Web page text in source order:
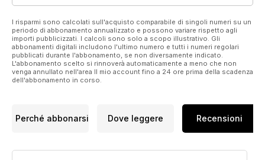
68 Formula SAE Italy 2022
Eventi
74 Time Attack Italia | 4ª Tappa - Monza
78 C. I. Autostoriche | Misano
80 Time Attack Sicilia | 4° Round
86 Cupra Born e-boost 170 kW
92 Alfa Romeo Tonale 160 CV
I risparmi sono calcolati sull'acquisto comparabile di singoli numeri su un
periodo di abbonamento annualizzato e possono variare rispetto agli
importi pubblicizzati. I calcoli sono solo a scopo illustrativo. Gli
abbonamenti digitali includono l'ultimo numero e tutti i numeri regolari
pubblicati durante l'abbonamento, se non diversamente indicato.
L'abbonamento scelto si rinnoverà automaticamente a meno che non
venga annullato nell'area Il mio account fino a 24 ore prima della scadenza
dell'abbonamento in corso.
Perché abbonarsi Dove leggere Recensioni